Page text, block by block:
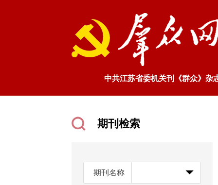
中共江苏省委机关刊《群众》杂
期刊检索
期刊名称